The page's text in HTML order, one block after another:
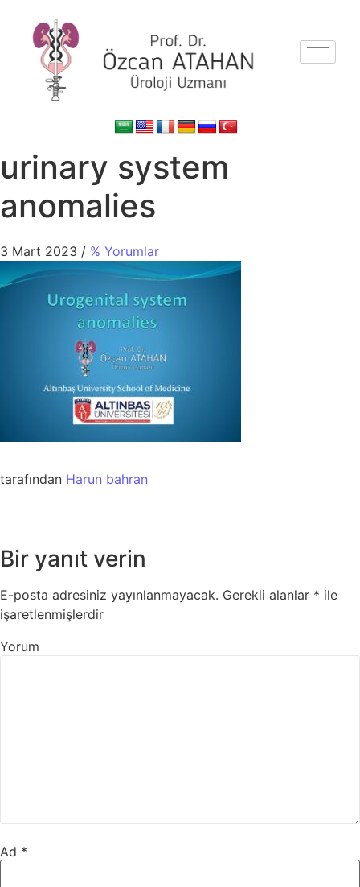
urinary system
anomalies
3 Mart 2023 / % Yorumlar
tarafından Harun bahran
Bir yanıt verin
E-posta adresiniz yayınlanmayacak. Gerekli alanlar * ile
işaretlenmişlerdir
Yorum
Ad *